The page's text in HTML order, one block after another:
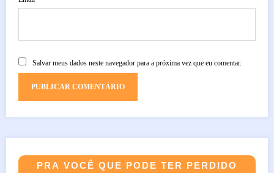
Salvar meus dados neste navegador para a próxima vez que eu comentar.
PRA VOCÊ QUE PODE TER PERDIDO